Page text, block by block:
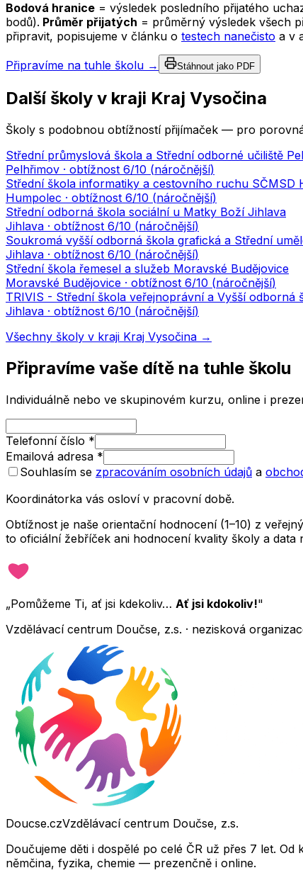
Bodová hranice = výsledek posledního přijatého
bodů). Průměr přijatých = průměrný výsledek všech
připravit, popisujeme v článku o testech nanečisto a v
Připravíme na tuhle školu → Stáhnout jako PDF
Další školy v kraji Kraj Vysočina
Školy s podobnou obtížností přijímaček — pro
Střední průmyslová škola a Střední odborné učiliště
Pelhřimov · obtížnost 6/10 (náročnější)
Střední škola informatiky a cestovního ruchu SČMSD
Humpolec · obtížnost 6/10 (náročnější)
Střední odborná škola sociální u Matky Boží Jihlava
Jihlava · obtížnost 6/10 (náročnější)
Soukromá vyšší odborná škola grafická a Střední
Jihlava · obtížnost 6/10 (náročnější)
Střední škola řemesel a služeb Moravské Budějovice
Moravské Budějovice · obtížnost 6/10 (náročnější)
TRIVIS - Střední škola veřejnoprávní a Vyšší
Jihlava · obtížnost 6/10 (náročnější)
Všechny školy v kraji Kraj Vysočina →
Připravíme vaše dítě na tuhle školu
Individuálně nebo ve skupinovém kurzu, online i
Telefonní číslo *
Emailová adresa *
Souhlasím se zpracováním osobních údajů a
Koordinátorka vás osloví v pracovní době.
Obtížnost je naše orientační hodnocení (1–10) z
to oficiální žebříček ani hodnocení kvality školy a
„Pomůžeme Ti, ať jsi kdekoliv… Ať jsi kdokoliv!"
Vzdělávací centrum Doučse, z.s. · nezisková
Doucse.czVzdělávací centrum Doučse, z.s.
Doučujeme děti i dospělé po celé ČR už přes 7 let.
němčina, fyzika, chemie — prezenčně i online.